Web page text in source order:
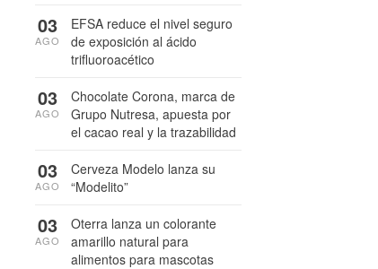
EFSA reduce el nivel seguro
de exposición al ácido
trifluoroacético
03
AGO
Chocolate Corona, marca de
Grupo Nutresa, apuesta por
el cacao real y la trazabilidad
03
AGO
Cerveza Modelo lanza su
“Modelito”
03
AGO
Oterra lanza un colorante
amarillo natural para
alimentos para mascotas
03
AGO